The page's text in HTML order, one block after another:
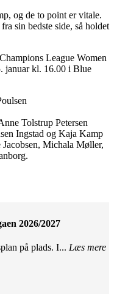
og de to point er vitale.
sin bedste side, så holdet
League Women
januar kl. 16.00 i Blue
Tolstrup Petersen
Ingstad og Kaja Kamp
Michala Møller,
2026/2027
på plads. I... Læs mere